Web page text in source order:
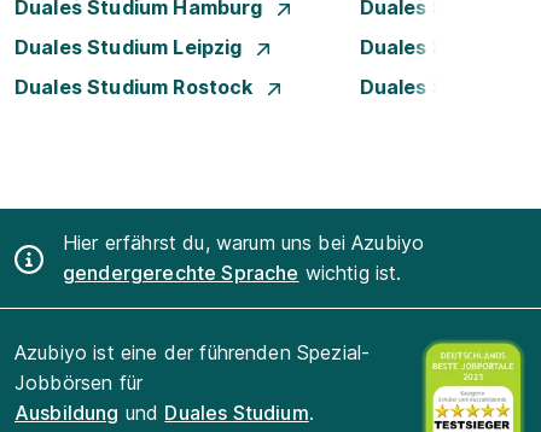
Duales Studium Hamburg
Duales Studium
Duales Studium Leipzig
Duales Studium
Duales Studium Rostock
Duales Studium
Hier erfährst du, warum uns bei Azubiyo
gendergerechte Sprache wichtig ist.
Azubiyo ist eine der führenden Spezial-
Jobbörsen für
Ausbildung und Duales Studium.